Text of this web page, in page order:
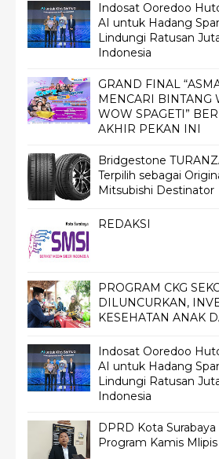
Indosat Ooredoo
AI untuk Hadang
Lindungi Ratusan
Indonesia
GRAND FINAL
MENCARI BINTANG
WOW SPAGETI”
AKHIR PEKAN INI
Bridgestone
Terpilih sebagai
Mitsubishi Destinator
REDAKSI
PROGRAM CKG
DILUNCURKAN,
KESEHATAN ANAK
Indosat Ooredoo
AI untuk Hadang
Lindungi Ratusan
Indonesia
DPRD Kota
Program Kamis Mlipis